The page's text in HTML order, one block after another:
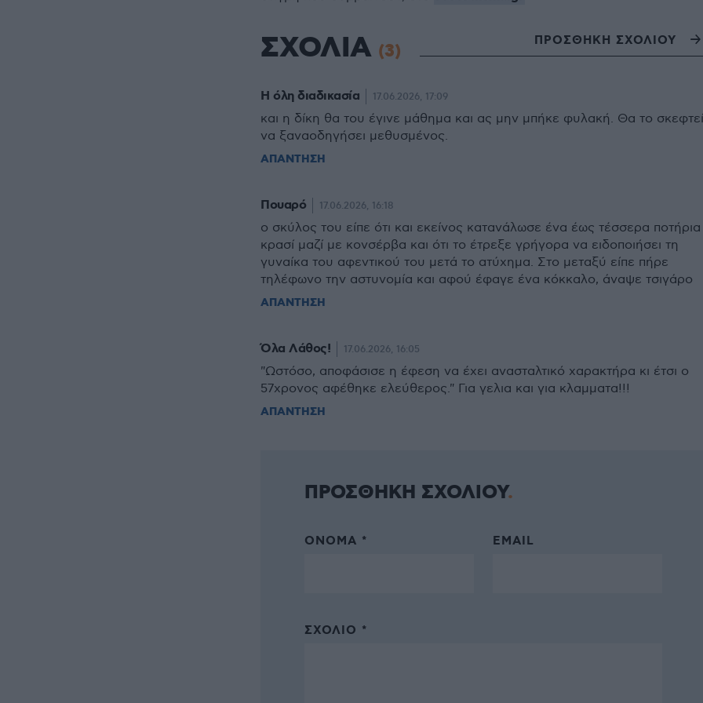
ΣΧΟΛΙΑ (3) ΠΡΟΣΘΗΚΗ ΣΧΟΛΙΟΥ
H όλη διαδικασία 17.06.2026, 17:09
και η δίκη θα του έγινε μάθημα και ας μην μπήκε φυλακή. Θα το σκεφτεί
να ξαναοδηγήσει μεθυσμένος.
ΑΠΑΝΤΗΣΗ
Πουαρό 17.06.2026, 16:18
ο σκύλος του είπε ότι και εκείνος κατανάλωσε ένα έως τέσσερα ποτήρια
κρασί μαζί με κονσέρβα και ότι το έτρεξε γρήγορα να ειδοποιήσει τη
γυναίκα του αφεντικού του μετά το ατύχημα. Στο μεταξύ είπε πήρε
τηλέφωνο την αστυνομία και αφού έφαγε ένα κόκκαλο, άναψε τσιγάρο
ΑΠΑΝΤΗΣΗ
Όλα Λάθος! 17.06.2026, 16:05
"Ωστόσο, αποφάσισε η έφεση να έχει ανασταλτικό χαρακτήρα κι έτσι ο
57χρονος αφέθηκε ελεύθερος." Για γελια και για κλαμματα!!!
ΑΠΑΝΤΗΣΗ
ΠΡΟΣΘΗΚΗ ΣΧΟΛΙΟΥ
ΌΝΟΜΑ * EMAIL
ΣΧΌΛΙΟ *